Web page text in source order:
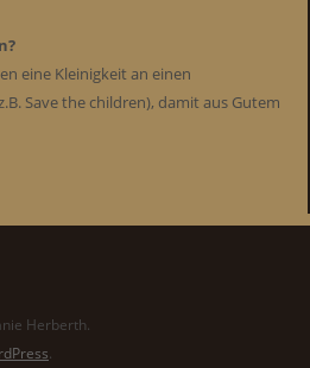
eine Kleinigkeit an einen
Save the children), damit aus Gutem
Herberth.
.